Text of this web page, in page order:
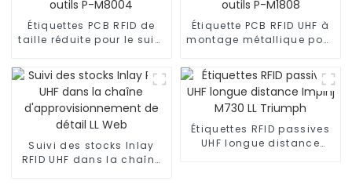
Étiquettes PCB RFID de
taille réduite pour le suivi
Étiquette PCB RFID UHF à
montage métallique pour
Suivi des stocks Inlay
RFID UHF dans la chaîne
Étiquettes RFID passives
UHF longue distance